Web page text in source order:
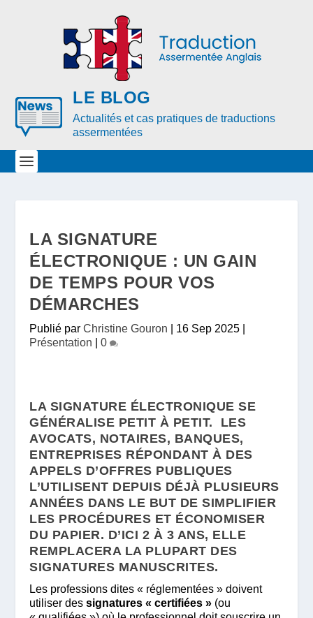
LE BLOG
Actualités et cas pratiques de traductions
assermentées
LA SIGNATURE
ÉLECTRONIQUE : UN GAIN
DE TEMPS POUR VOS
DÉMARCHES
Publié parChristine Gouron 16 Sep 2025
Présentation |0
LA SIGNATURE ÉLECTRONIQUE SE
GÉNÉRALISE PETIT À PETIT. LES
AVOCATS, NOTAIRES, BANQUES,
ENTREPRISES RÉPONDANT À DES
APPELS D’OFFRES PUBLIQUES
L’UTILISENT DEPUIS DÉJÀ PLUSIEURS
ANNÉES DANS LE BUT DE SIMPLIFIER
LES PROCÉDURES ET ÉCONOMISER
DU PAPIER. D’ICI 2 À 3 ANS, ELLE
REMPLACERA LA PLUPART DES
SIGNATURES MANUSCRITES.
Les professions dites « réglementées » doivent
utiliser dessignatures « certifiées » (ou